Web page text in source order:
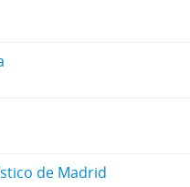
de Madrid